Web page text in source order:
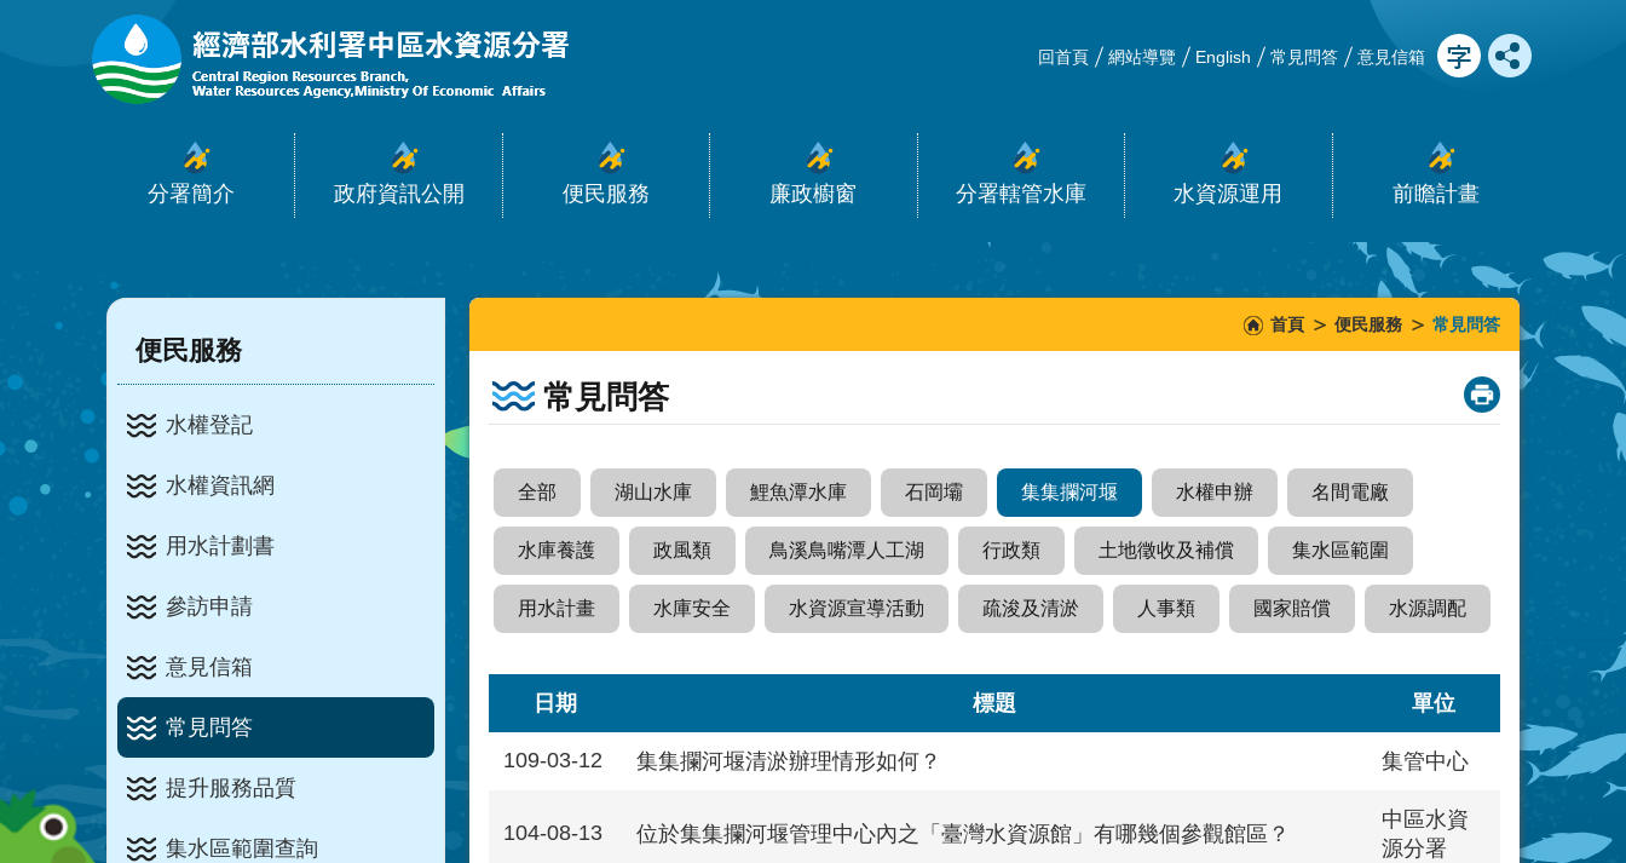
跳到主要內容區塊
回首頁 網站導覽 English 常見問答 意見信箱
分署簡介 政府資訊公開 便民服務 廉政櫥窗 分署轄管水庫 水資源運用 前瞻計畫
:::
便民服務
水權登記
水權資訊網
用水計劃書
參訪申請
意見信箱
常見問答
提升服務品質
集水區範圍查詢
:::
首頁 便民服務 常見問答
常見問答 _
全部 湖山水庫 鯉魚潭水庫 石岡壩 集集攔河堰 水權申辦 名間電廠
水庫養護 政風類 鳥溪鳥嘴潭人工湖 行政類 土地徵收及補償 集水區範圍
用水計畫 水庫安全 水資源宣導活動 疏浚及清淤 人事類 國家賠償 水源調配
日期 標題 單位
109-03-12 集集攔河堰清淤辦理情形如何？ 集管中心
104-08-13 位於集集攔河堰管理中心內之「臺灣水資源館」有哪幾個參觀館區？
中區水資
源分署